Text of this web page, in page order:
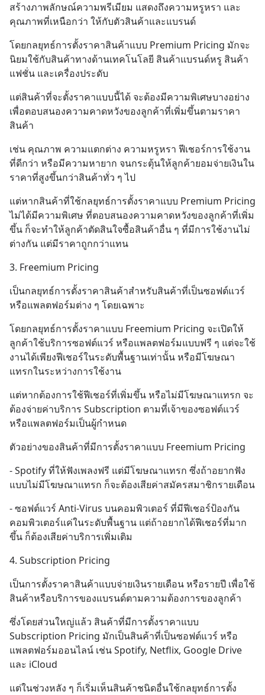
สร้างภาพลักษณ์ความพรีเมียม แสดงถึงความหรูหรา และ
คุณภาพที่เหนือกว่า ให้กับตัวสินค้าและแบรนด์
โดยกลยุทธ์การตั้งราคาสินค้าแบบ Premium Pricing มักจะ
นิยมใช้กับสินค้าทางด้านเทคโนโลยี สินค้าแบรนด์หรู สินค้า
แฟชั่น และเครื่องประดับ
แต่สินค้าที่จะตั้งราคาแบบนี้ได้ จะต้องมีความพิเศษบางอย่าง
เพื่อตอบสนองความคาดหวังของลูกค้าที่เพิ่มขึ้นตามราคา
สินค้า
เช่น คุณภาพ ความแตกต่าง ความหรูหรา ฟีเชอร์การใช้งาน
ที่ดีกว่า หรือมีความหายาก จนกระตุ้นให้ลูกค้ายอมจ่ายเงินใน
ราคาที่สูงขึ้นกว่าสินค้าทั่ว ๆ ไป
แต่หากสินค้าที่ใช้กลยุทธ์การตั้งราคาแบบ Premium Pricing
ไม่ได้มีความพิเศษ ที่ตอบสนองความคาดหวังของลูกค้าที่เพิ่ม
ขึ้น ก็จะทำให้ลูกค้าตัดสินใจซื้อสินค้าอื่น ๆ ที่มีการใช้งานไม่
ต่างกัน แต่มีราคาถูกกว่าแทน
3. Freemium Pricing
เป็นกลยุทธ์การตั้งราคาสินค้าสำหรับสินค้าที่เป็นซอฟต์แวร์
หรือแพลตฟอร์มต่าง ๆ โดยเฉพาะ
โดยกลยุทธ์การตั้งราคาแบบ Freemium Pricing จะเปิดให้
ลูกค้าใช้บริการซอฟต์แวร์ หรือแพลตฟอร์มแบบฟรี ๆ แต่จะใช้
งานได้เพียงฟีเชอร์ในระดับพื้นฐานเท่านั้น หรือมีโฆษณา
แทรกในระหว่างการใช้งาน
แต่หากต้องการใช้ฟีเชอร์ที่เพิ่มขึ้น หรือไม่มีโฆษณาแทรก จะ
ต้องจ่ายค่าบริการ Subscription ตามที่เจ้าของซอฟต์แวร์
หรือแพลตฟอร์มเป็นผู้กำหนด
ตัวอย่างของสินค้าที่มีการตั้งราคาแบบ Freemium Pricing
- Spotify ที่ให้ฟังเพลงฟรี แต่มีโฆษณาแทรก ซึ่งถ้าอยากฟัง
แบบไม่มีโฆษณาแทรก ก็จะต้องเสียค่าสมัครสมาชิกรายเดือน
- ซอฟต์แวร์ Anti-Virus บนคอมพิวเตอร์ ที่มีฟีเชอร์ป้องกัน
คอมพิวเตอร์แค่ในระดับพื้นฐาน แต่ถ้าอยากได้ฟีเชอร์ที่มาก
ขึ้น ก็ต้องเสียค่าบริการเพิ่มเติม
4. Subscription Pricing
เป็นการตั้งราคาสินค้าแบบจ่ายเงินรายเดือน หรือรายปี เพื่อใช้
สินค้าหรือบริการของแบรนด์ตามความต้องการของลูกค้า
ซึ่งโดยส่วนใหญ่แล้ว สินค้าที่มีการตั้งราคาแบบ
Subscription Pricing มักเป็นสินค้าที่เป็นซอฟต์แวร์ หรือ
แพลตฟอร์มออนไลน์ เช่น Spotify, Netflix, Google Drive
และ iCloud
แต่ในช่วงหลัง ๆ ก็เริ่มเห็นสินค้าชนิดอื่นใช้กลยุทธ์การตั้ง